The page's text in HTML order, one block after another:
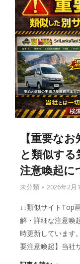
【重要な
と類似す
注意喚起に
未分類 2026年2月
↓↓類似サイト
解・詳細な注意喚
時更新しています
要注意喚起】当社